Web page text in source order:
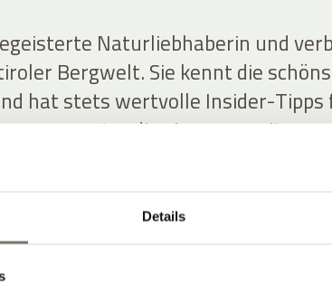
Details
Naturliebhaberin und
Bergwelt. Sie kennt die
hat stets wertvolle Insider-Tipps
parat – die sie gerne mit
ausgeprägten Sinn für Ästhetik. Sie
aus dem Garten ins Hotel und
auf die uns die Gäste oft